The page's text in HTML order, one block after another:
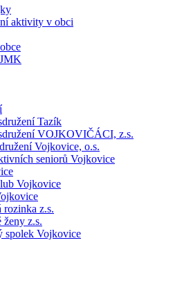
aktivity v obci
Tazík
VOJKOVIČÁCI, z.s.
Vojkovice, o.s.
seniorů Vojkovice
Vojkovice
z.s.
z.s.
spolek Vojkovice